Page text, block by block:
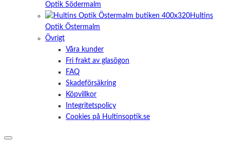
Optik Södermalm
Hultins
Optik Östermalm
Övrigt
Våra kunder
Fri frakt av glasögon
FAQ
Skadeförsäkring
Köpvillkor
Integritetspolicy
Cookies på Hultinsoptik.se